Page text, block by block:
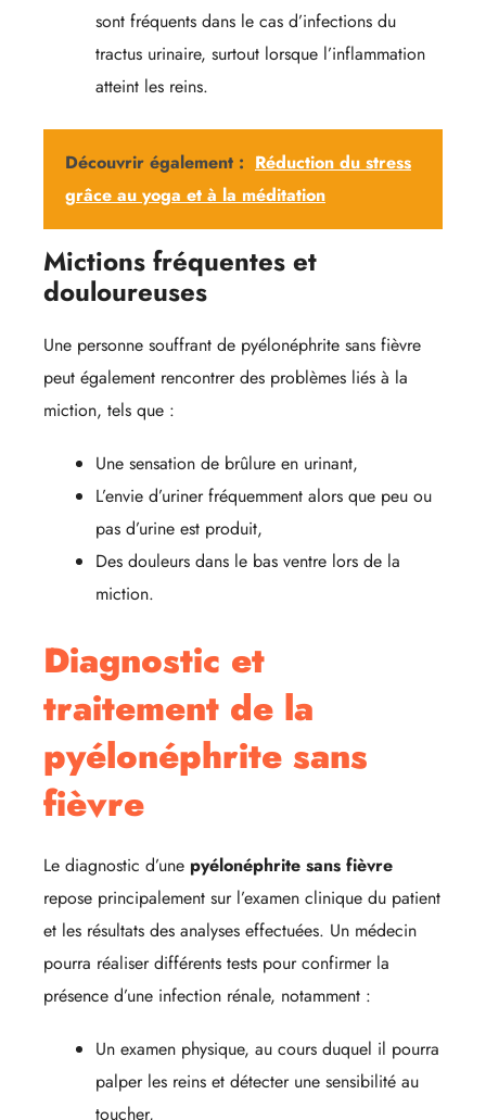
sont fréquents dans le cas d’infections du
tractus urinaire, surtout lorsque l’inflammation
atteint les reins.
Découvrir également : Réduction du stress
grâce au yoga et à la méditation
Mictions fréquentes et
douloureuses
Une personne souffrant de pyélonéphrite sans fièvre
peut également rencontrer des problèmes liés à la
miction, tels que :
Une sensation de brûlure en urinant,
L’envie d’uriner fréquemment alors que peu ou
pas d’urine est produit,
Des douleurs dans le bas ventre lors de la
miction.
Diagnostic et
traitement de la
pyélonéphrite sans
fièvre
Le diagnostic d’une pyélonéphrite sans fièvre
repose principalement sur l’examen clinique du patient
et les résultats des analyses effectuées. Un médecin
pourra réaliser différents tests pour confirmer la
présence d’une infection rénale, notamment :
Un examen physique, au cours duquel il pourra
palper les reins et détecter une sensibilité au
toucher,